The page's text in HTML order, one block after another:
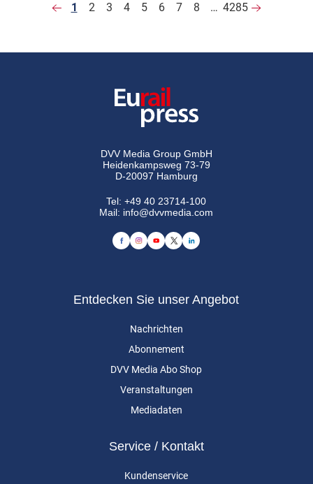
1 2 3 4 5 6 7 8 … 4285
DVV Media Group GmbH
Heidenkampsweg 73-79
D-20097 Hamburg
Tel:+49 40 23714-100
Mail: info@dvvmedia.com
Entdecken Sie unser Angebot
Nachrichten
Abonnement
DVV Media Abo Shop
Veranstaltungen
Mediadaten
Service / Kontakt
Kundenservice